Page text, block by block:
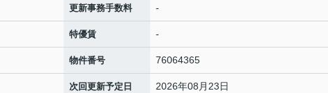
更新事務手数料 -
特優賃 -
物件番号 76064365
次回更新予定日 2026年08月23日